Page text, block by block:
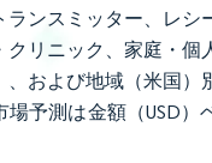
ランスミッター、レシ
クリニック、家庭・個
、および地域（米国）
場予測は金額（USD）